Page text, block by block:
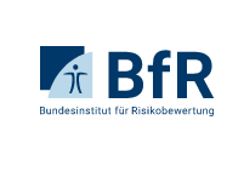
Seiteninhalt
springenStartseite
von